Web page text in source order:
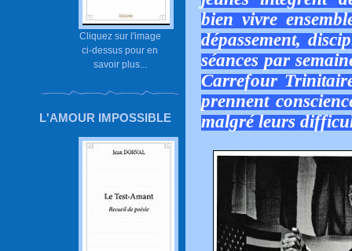
Cliquez sur l'image
ci-dessus pour en
savoir plus...
L'AMOUR IMPOSSIBLE
bien vivre
dépassement,
séances par
Carrefour
prennent
malgré leurs